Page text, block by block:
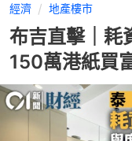
經濟 地產樓市
布吉直擊｜
150萬港紙買